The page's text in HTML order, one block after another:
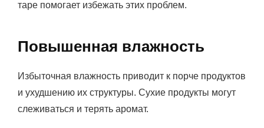
таре помогает избежать этих проблем.
Повышенная влажность
Избыточная влажность приводит к порче продуктов
и ухудшению их структуры. Сухие продукты могут
слеживаться и терять аромат.